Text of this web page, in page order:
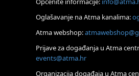
Oglašavanje na Atma kanalima:
Atma webshop:
Prijave za događanja u Atma
events@atma.hr
Organizacija događaja u Atma